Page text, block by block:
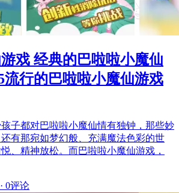
戏 经典的巴啦啦小魔仙
流行的巴啦啦小魔仙游戏
子都对巴啦啦小魔仙情有独钟，那些妙
有那宛如梦幻般、充满魔法色彩的世
、精神放松。而巴啦啦小魔仙游戏，
· 0评论